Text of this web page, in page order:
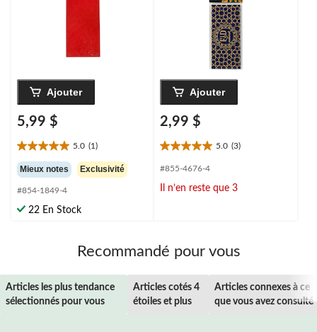
Ajouter
5,99 $
5.0 (1)
5.0
étoile(s)
sur
5.
1
Mieux notes Exclusivité
#854-1849-4
22 En Stock
Ajouter
2,99 $
5.0 (3)
5.0
étoile(s)
5.
#855-4676-4
Il n’en reste que 3
Recommandé pour vous
Articles les plus tendance
sélectionnés pour vous
Articles cotés 4
étoiles et plus
Articles connexes à ce
que vous avez consulté